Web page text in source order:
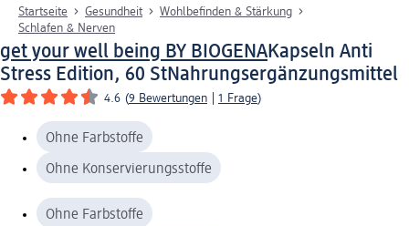
Startseite Gesundheit
Wohlbefinden & Stärkung
Schlafen & Nerven
get your well being BY BIOGENAKapseln Anti
Stress Edition, 60 StNahrungsergänzungsmittel
4.6 (9 Bewertungen 1 Frage)
Ohne Farbstoffe
Ohne Konservierungsstoffe
Ohne Farbstoffe